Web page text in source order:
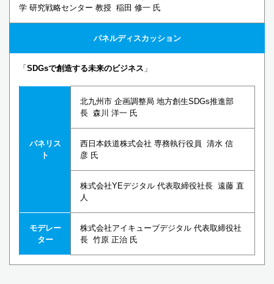
学 研究戦略センター 教授 稲田 修一 氏
パネルディスカッション
「 SDGsで創造する未来のビジネス 」
パネリス
ト
北九州市 企画調整局 地方創生SDGs推進部
長 森川 洋一 氏
西日本鉄道株式会社 専務執行役員 清水 信
彦 氏
株式会社YEデジタル 代表取締役社長 遠藤 直
人
モデレー
ター
株式会社アイキューブデジタル 代表取締役社
長 竹原 正治 氏